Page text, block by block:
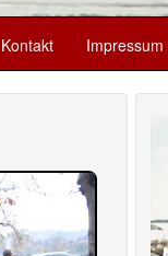
Kontakt Impressum